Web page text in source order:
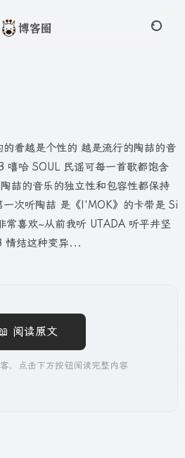
看越是个性的 越是流行的陶喆的音
嘻哈 SOUL 民谣可每一首歌都饱含
喆的音乐的独立性和包容性都保持
次听陶喆 是《I'MOK》的卡带是 Si
常喜欢~从前我听 UTADA 听平井坚
情结这种变异...
阅读原文
，点击下方按钮阅读完整内容